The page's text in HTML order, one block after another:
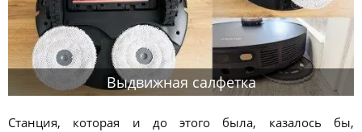
Выдвижная салфетка
Станция, которая и до этого была, казалось бы,